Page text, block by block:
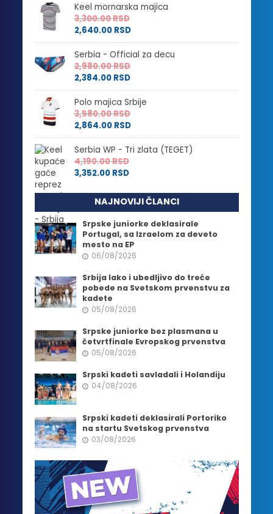
Keel mornarska majica
3,300.00RSD
2,640.00 RSD
Serbia - Official za decu
2,980.00RSD
2,384.00 RSD
Polo majica Srbije
3,580.00RSD
2,864.00 RSD
Serbia WP - Tri zlata (TEGET)
4,190.00RSD
3,352.00 RSD
NAJNOVIJI ČLANCI
Srpske juniorke deklasirale
Portugal, sa Izraelom za deveto
mesto na EP
06/08/2026
Srbija lako i ubedljivo do treće
pobede na Svetskom prvenstvu za
kadete
05/08/2026
Srpske juniorke bez plasmana u
četvrtfinale Evropskog prvenstva
05/08/2026
Srpski kadeti savladali i Holandiju
04/08/2026
Srpski kadeti deklasirali Portoriko
na startu Svetskog prvenstva
03/08/2026